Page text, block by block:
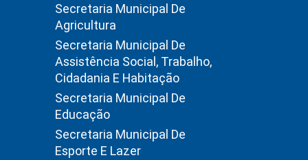
Secretaria Municipal De
Agricultura
Secretaria Municipal De
Assistência Social, Trabalho,
Cidadania E Habitação
Secretaria Municipal De
Educação
Secretaria Municipal De
Esporte E Lazer